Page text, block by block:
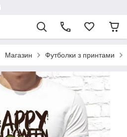
Магазин Футболки з принтами